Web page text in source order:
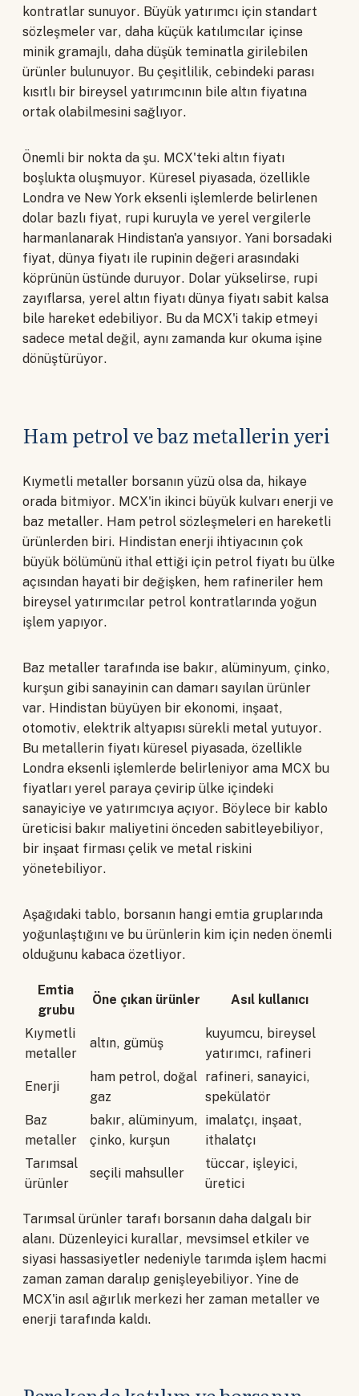
kontratlar sunuyor. Büyük yatırımcı için standart
sözleşmeler var, daha küçük katılımcılar içinse
minik gramajlı, daha düşük teminatla girilebilen
ürünler bulunuyor. Bu çeşitlilik, cebindeki parası
kısıtlı bir bireysel yatırımcının bile altın fiyatına
ortak olabilmesini sağlıyor.
Önemli bir nokta da şu. MCX'teki altın fiyatı
boşlukta oluşmuyor. Küresel piyasada, özellikle
Londra ve New York eksenli işlemlerde belirlenen
dolar bazlı fiyat, rupi kuruyla ve yerel vergilerle
harmanlanarak Hindistan'a yansıyor. Yani borsadaki
fiyat, dünya fiyatı ile rupinin değeri arasındaki
köprünün üstünde duruyor. Dolar yükselirse, rupi
zayıflarsa, yerel altın fiyatı dünya fiyatı sabit kalsa
bile hareket edebiliyor. Bu da MCX'i takip etmeyi
sadece metal değil, aynı zamanda kur okuma işine
dönüştürüyor.
Ham petrol ve baz metallerin yeri
Kıymetli metaller borsanın yüzü olsa da, hikaye
orada bitmiyor. MCX'in ikinci büyük kulvarı enerji ve
baz metaller. Ham petrol sözleşmeleri en hareketli
ürünlerden biri. Hindistan enerji ihtiyacının çok
büyük bölümünü ithal ettiği için petrol fiyatı bu ülke
açısından hayati bir değişken, hem rafineriler hem
bireysel yatırımcılar petrol kontratlarında yoğun
işlem yapıyor.
Baz metaller tarafında ise bakır, alüminyum, çinko,
kurşun gibi sanayinin can damarı sayılan ürünler
var. Hindistan büyüyen bir ekonomi, inşaat,
otomotiv, elektrik altyapısı sürekli metal yutuyor.
Bu metallerin fiyatı küresel piyasada, özellikle
Londra eksenli işlemlerde belirleniyor ama MCX bu
fiyatları yerel paraya çevirip ülke içindeki
sanayiciye ve yatırımcıya açıyor. Böylece bir kablo
üreticisi bakır maliyetini önceden sabitleyebiliyor,
bir inşaat firması çelik ve metal riskini
yönetebiliyor.
Aşağıdaki tablo, borsanın hangi emtia gruplarında
yoğunlaştığını ve bu ürünlerin kim için neden önemli
olduğunu kabaca özetliyor.
Emtia
grubu
Öne çıkan ürünler Asıl kullanıcı
Kıymetli
metaller
altın, gümüş
kuyumcu, bireysel
yatırımcı, rafineri
Enerji
ham petrol, doğal
gaz
rafineri, sanayici,
spekülatör
Baz
metaller
bakır, alüminyum,
çinko, kurşun
imalatçı, inşaat,
ithalatçı
Tarımsal
ürünler
seçili mahsuller
tüccar, işleyici,
üretici
Tarımsal ürünler tarafı borsanın daha dalgalı bir
alanı. Düzenleyici kurallar, mevsimsel etkiler ve
siyasi hassasiyetler nedeniyle tarımda işlem hacmi
zaman zaman daralıp genişleyebiliyor. Yine de
MCX'in asıl ağırlık merkezi her zaman metaller ve
enerji tarafında kaldı.